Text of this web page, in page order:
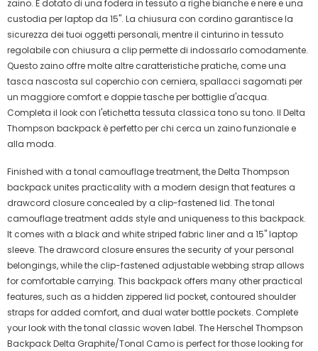
zaino. È dotato di una fodera in tessuto a righe bianche e nere e una
custodia per laptop da 15". La chiusura con cordino garantisce la
sicurezza dei tuoi oggetti personali, mentre il cinturino in tessuto
regolabile con chiusura a clip permette di indossarlo comodamente.
Questo zaino offre molte altre caratteristiche pratiche, come una
tasca nascosta sul coperchio con cerniera, spallacci sagomati per
un maggiore comfort e doppie tasche per bottiglie d'acqua.
Completa il look con l'etichetta tessuta classica tono su tono. Il Delta
Thompson backpack è perfetto per chi cerca un zaino funzionale e
alla moda.
Finished with a tonal camouflage treatment, the Delta Thompson
backpack unites practicality with a modern design that features a
drawcord closure concealed by a clip-fastened lid. The tonal
camouflage treatment adds style and uniqueness to this backpack.
It comes with a black and white striped fabric liner and a 15" laptop
sleeve. The drawcord closure ensures the security of your personal
belongings, while the clip-fastened adjustable webbing strap allows
for comfortable carrying. This backpack offers many other practical
features, such as a hidden zippered lid pocket, contoured shoulder
straps for added comfort, and dual water bottle pockets. Complete
your look with the tonal classic woven label. The Herschel Thompson
Backpack Delta Graphite/Tonal Camo is perfect for those looking for